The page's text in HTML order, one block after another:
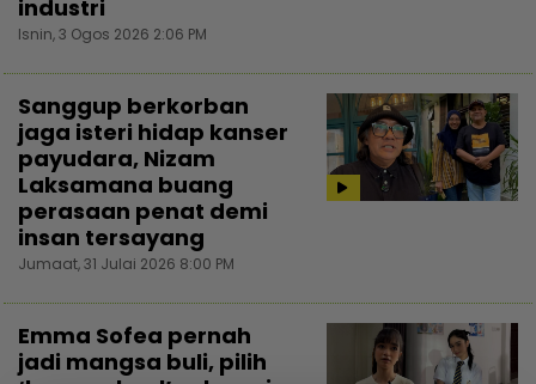
industri
Isnin, 3 Ogos 2026 2:06 PM
Sanggup berkorban
jaga isteri hidap kanser
payudara, Nizam
Laksamana buang
perasaan penat demi
insan tersayang
Jumaat, 31 Julai 2026 8:00 PM
Emma Sofea pernah
jadi mangsa buli, pilih